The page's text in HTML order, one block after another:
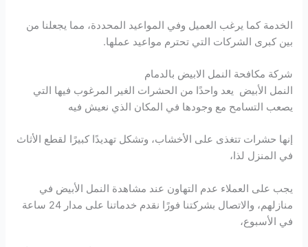
الخدمة كما يرغب العميل وفي المواعيد المحددة، مما يجعلنا من
بين كبرى الشركات التي تحترم مواعيد عملها.
شركة مكافحة النمل الابيض بالدمام
النمل الأبيض يعد واحدًا من الحشرات الغير المرغوب فيها التي
يصعب التسامح مع وجودها في المكان الذي نعيش فيه
إنها حشرات تتغذى على الأخشاب، وتشكل تهديدًا كبيرًا لقطع الأثاث
في المنزل لذا،
يجب على العملاء عدم التهاون عند مشاهدة النمل الأبيض في
منازلهم، والاتصال بشركتنا فورًا نقدم خدماتنا على مدار 24 ساعة
في الأسبوع،